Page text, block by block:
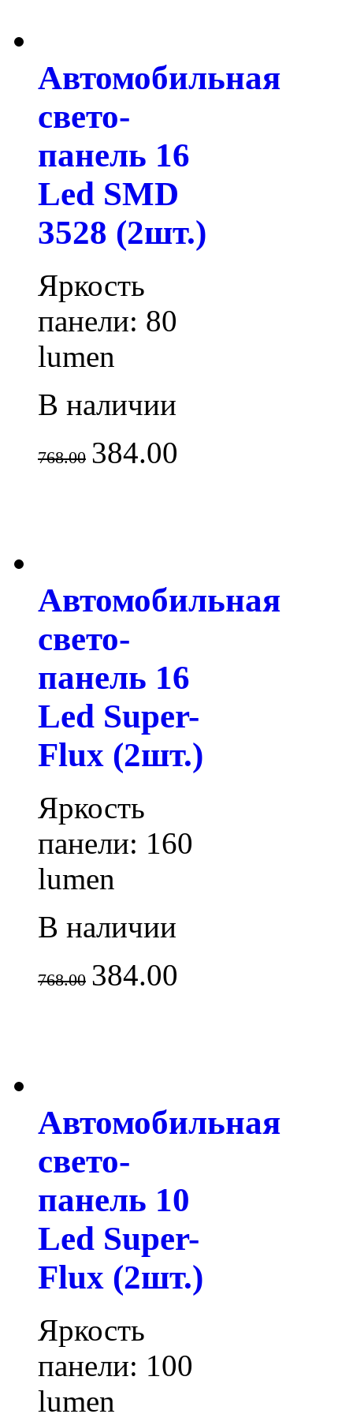
Автомобильная
свето-
панель 16
Led SMD
3528 (2шт.)
Яркость
панели: 80
lumen
В наличии
768.00 384.00
Автомобильная
свето-
панель 16
Led Super-
Flux (2шт.)
Яркость
панели: 160
lumen
В наличии
768.00 384.00
Автомобильная
свето-
панель 10
Led Super-
Flux (2шт.)
Яркость
панели: 100
lumen